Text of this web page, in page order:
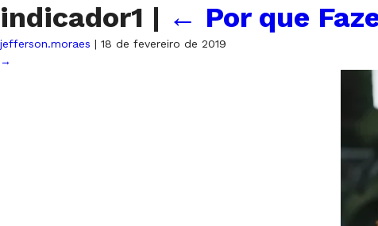
indicador1 | ← Por que
jefferson.moraes | 18 de fevereiro de 2019
→